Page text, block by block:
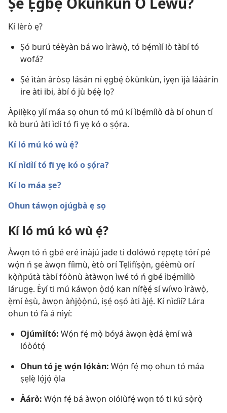
Kí lèrò ẹ?
Ṣó burú téèyàn bá wo ìràwọ̀, tó bẹ́mìí lò tàbí tó
wofá?
Ṣé ìtàn àròsọ lásán ni ẹgbẹ́ òkùnkùn, ìyẹn ìjà láàárín
ire àti ibi, àbí ó jù bẹ́ẹ̀ lọ?
Àpilẹ̀kọ yìí máa sọ ohun tó mú kí ìbẹ́mílò dà bí ohun tí
kò burú àti ìdí tó fi yẹ kó o ṣọ́ra.
Kí ló mú kó wù ẹ́?
Kí nìdìí tó fi yẹ kó o ṣọ́ra?
Kí lo máa ṣe?
Ohun táwọn ojúgbà ẹ sọ
Kí ló mú kó wù ẹ́?
Àwọn tó ń gbé eré ìnàjú jade ti dolówó rẹpẹtẹ tórí pé
wọ́n ń ṣe àwọn fíìmù, ètò orí Tẹlifíṣọ̀n, géèmù orí
kọ̀ǹpútà tàbí fóònù àtàwọn ìwé tó ń gbé ìbẹ́mìílò
lárugẹ. Èyí ti mú káwọn ọ̀dọ́ kan nífẹ̀ẹ́ sí wíwo ìràwọ̀,
ẹ̀mí èṣù, àwọn àǹjọ̀ọ̀nú, iṣẹ́ oṣó àti àjẹ́. Kí nìdìí? Lára
ohun tó fà á nìyí:
Ojúmìító: Wọ́n fẹ́ mọ̀ bóyá àwọn ẹ̀dá ẹ̀mí wà
lóòótọ́
Ohun tó jẹ wọ́n lọ́kàn: Wọ́n fẹ́ mọ ohun tó máa
ṣẹlẹ̀ lọ́jọ́ ọ̀la
Àárò: Wọ́n fẹ́ bá àwọn olólùfẹ́ wọn tó ti kú sọ̀rọ̀